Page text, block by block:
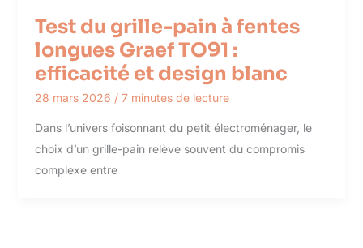
Test du grille-pain à fentes
longues Graef TO91 :
efficacité et design blanc
28 mars 2026 / 7 minutes de lecture
Dans l’univers foisonnant du petit électroménager, le
choix d’un grille-pain relève souvent du compromis
complexe entre